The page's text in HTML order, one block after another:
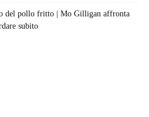
del pollo fritto | Mo Gilligan affronta
subito